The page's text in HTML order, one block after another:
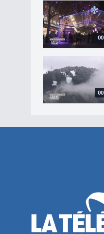
La rétrospective
La